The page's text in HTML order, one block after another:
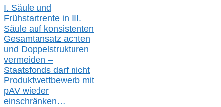
I. Säule und
Frühstartrente in III.
Säule auf konsistenten
Gesamtansatz achten
und Doppelstrukturen
vermeiden –
Staatsfonds darf nicht
Produktwettbewerb mit
pAV wieder
einschränken…